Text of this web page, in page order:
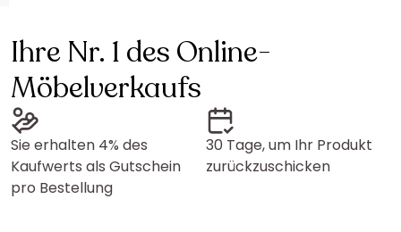
Ihre Nr. 1 des Online-
Möbelverkaufs
Sie erhalten 4% des
Kaufwerts als Gutschein
pro Bestellung
30 Tage, um Ihr Produkt
zurückzuschicken